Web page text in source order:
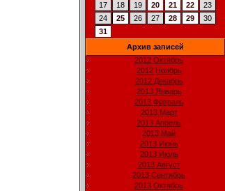
17
18 19 20 21 22
23
24
25 26 27 28 29
30
31
Архив записей
2012 Октябрь
2012 Ноябрь
2012 Декабрь
2013 Январь
2013 Февраль
2013 Март
2013 Апрель
2013 Май
2013 Июнь
2013 Июль
2013 Август
2013 Сентябрь
2013 Октябрь